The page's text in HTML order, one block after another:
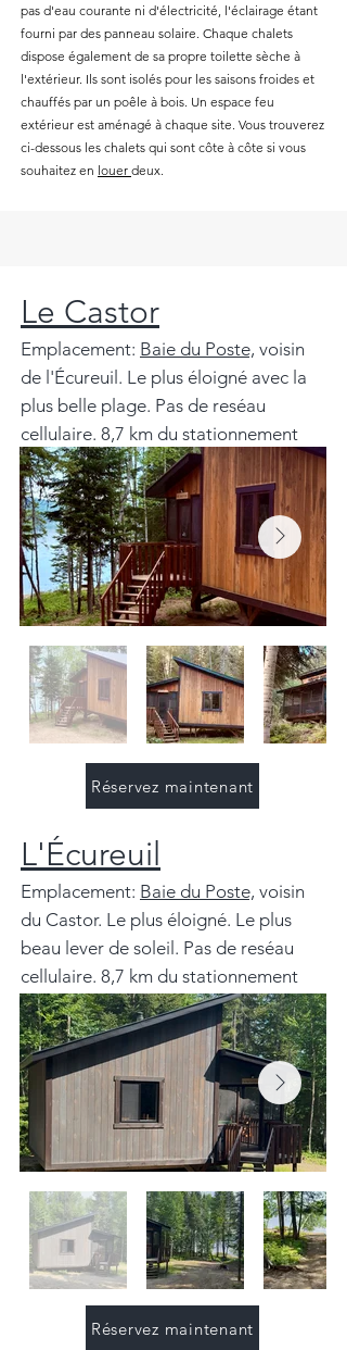
pas d'eau courante ni d'électricité, l'éclairage étant
fourni par des panneau solaire. Chaque chalets
dispose également de sa propre toilette sèche à
l'extérieur. Ils sont isolés pour les saisons froides et
chauffés par un poêle à bois. Un espace feu
extérieur est aménagé à chaque site. Vous trouverez
ci-dessous les chalets qui sont côte à côte si vous
souhaitez en louer deux.
Le Castor
Emplacement: Baie du Poste, voisin
de l'Écureuil. Le plus éloigné avec la
plus belle plage. Pas de reséau
cellulaire. 8,7 km du stationnement
Réservez maintenant
L'Écureuil
Emplacement: Baie du Poste, voisin
du Castor. Le plus éloigné. Le plus
beau lever de soleil. Pas de reséau
cellulaire. 8,7 km du stationnement
Réservez maintenant